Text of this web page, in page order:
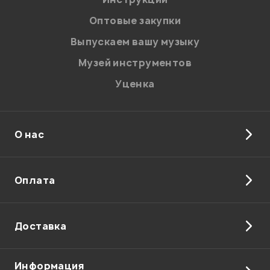
Оптовые закупки
Выпускаем вашу музыку
Музей инструментов
Уценка
О нас
Оплата
Доставка
Информация